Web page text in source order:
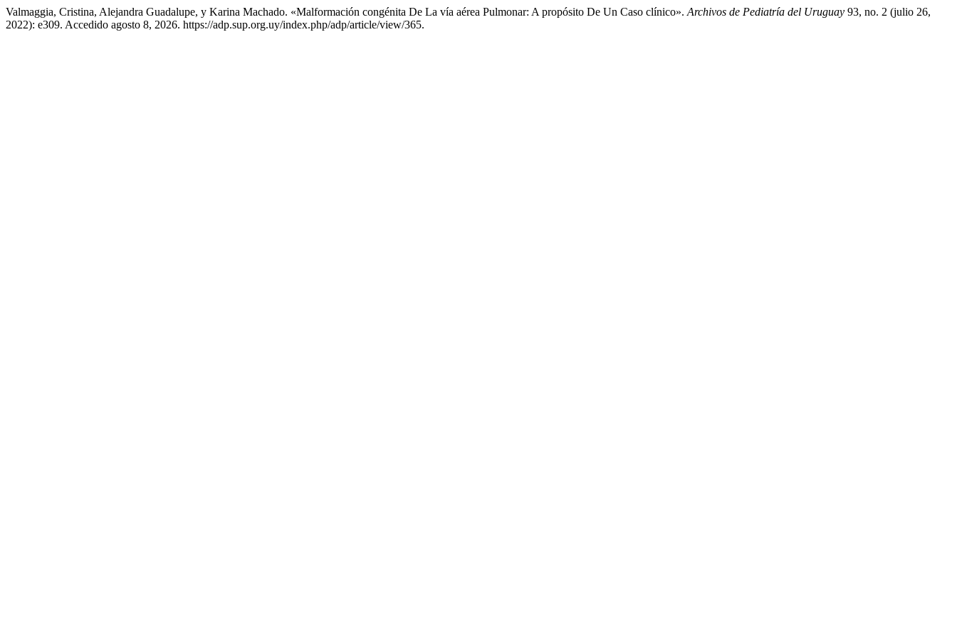
Valmaggia, Cristina, Alejandra Guadalupe, y Karina Machado. «Malformación congénita De La vía aérea Pulmonar: A propósito De Un Caso clínico». Archivos de Pediatría del Uruguay 93, no. 2 (julio 26,
2022): e309. Accedido agosto 8, 2026. https://adp.sup.org.uy/index.php/adp/article/view/365.